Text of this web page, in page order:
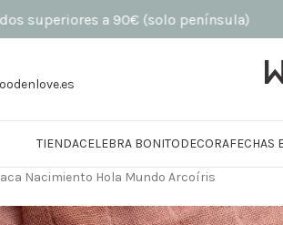
a 90€ (solo península)
TIENDACELEBRA BONITODECORAFECHAS
Nacimiento Hola Mundo Arcoíris